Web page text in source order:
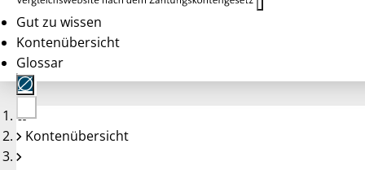
Gut zu wissen
Kontenübersicht
Glossar
Keine
Konten
Kontenübersicht